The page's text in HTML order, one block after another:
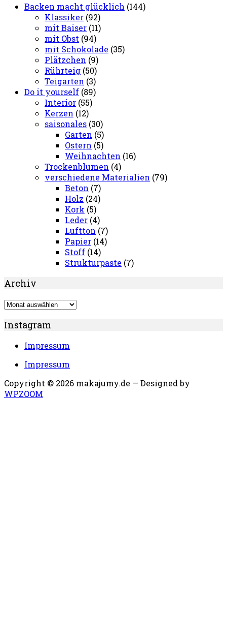
Backen macht glücklich (144)
Klassiker (92)
mit Baiser (11)
mit Obst (94)
mit Schokolade (35)
Plätzchen (9)
Rührteig (50)
Teigarten (3)
Do it yourself (89)
Interior (55)
Kerzen (12)
saisonales (30)
Garten (5)
Ostern (5)
Weihnachten (16)
Trockenblumen (4)
verschiedene Materialien (79)
Beton (7)
Holz (24)
Kork (5)
Leder (4)
Luftton (7)
Papier (14)
Stoff (14)
Strukturpaste (7)
Archiv
Archiv
Instagram
Impressum
Impressum
Copyright © 2026 makajumy.de — Designed by
WPZOOM